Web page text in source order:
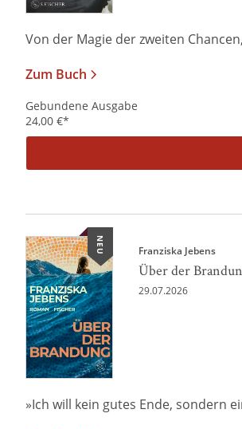
Von der Magie der zweiten
Zum Buch
Gebundene Ausgabe
24,00 €*
NEU Franziska Jebens
Über der
29.07.2026
»Ich will kein gutes Ende, sondern